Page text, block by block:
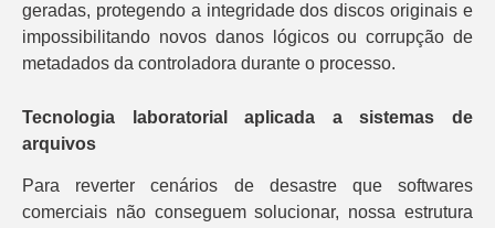
geradas, protegendo a integridade dos discos originais e
impossibilitando novos danos lógicos ou corrupção de
metadados da controladora durante o processo.
Tecnologia laboratorial aplicada a sistemas de
arquivos
Para reverter cenários de desastre que softwares
comerciais não conseguem solucionar, nossa estrutura